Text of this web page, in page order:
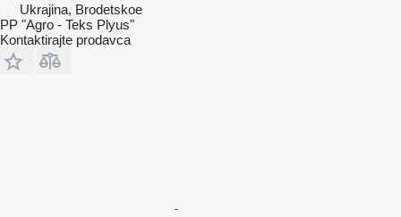
Ukrajina, Brodetskoe
PP "Agro - Teks Plyus"
Kontaktirajte prodavca